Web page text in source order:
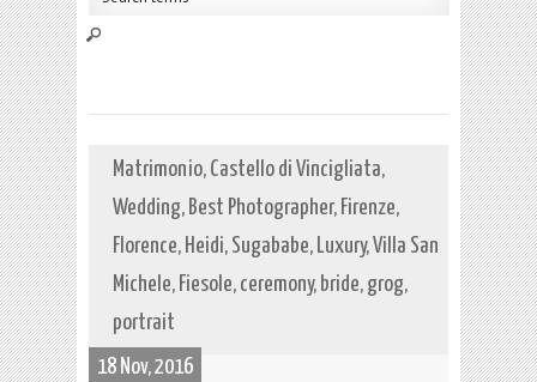
Matrimonio, Castello di Vincigliata,
Wedding, Best Photographer, Firenze,
Florence, Heidi, Sugababe, Luxury, Villa San
Michele, Fiesole, ceremony, bride, grog,
portrait
18 Nov, 2016